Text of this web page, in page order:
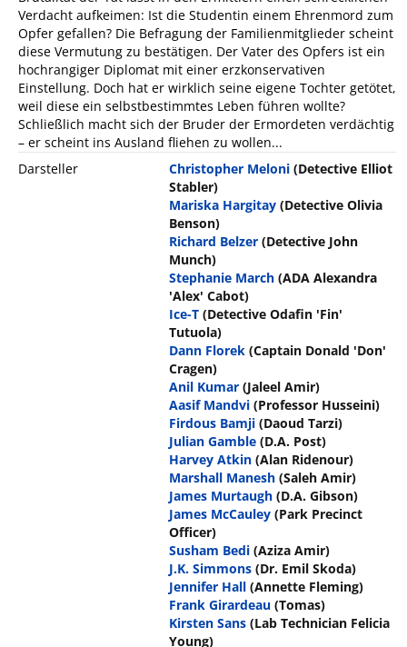
Verdacht aufkeimen: Ist die Studentin einem Ehrenmord zum
Opfer gefallen? Die Befragung der Familienmitglieder scheint
diese Vermutung zu bestätigen. Der Vater des Opfers ist ein
hochrangiger Diplomat mit einer erzkonservativen
Einstellung. Doch hat er wirklich seine eigene Tochter getötet,
weil diese ein selbstbestimmtes Leben führen wollte?
Schließlich macht sich der Bruder der Ermordeten verdächtig
– er scheint ins Ausland fliehen zu wollen...
Darsteller
Christopher Meloni (Detective Elliot
Stabler)
Mariska Hargitay (Detective Olivia
Benson)
Richard Belzer (Detective John
Munch)
Stephanie March (ADA Alexandra
'Alex' Cabot)
Ice-T (Detective Odafin 'Fin'
Tutuola)
Dann Florek (Captain Donald 'Don'
Cragen)
Anil Kumar (Jaleel Amir)
Aasif Mandvi (Professor Husseini)
Firdous Bamji (Daoud Tarzi)
Julian Gamble (D.A. Post)
Harvey Atkin (Alan Ridenour)
Marshall Manesh (Saleh Amir)
James Murtaugh (D.A. Gibson)
James McCauley (Park Precinct
Officer)
Susham Bedi (Aziza Amir)
J.K. Simmons (Dr. Emil Skoda)
Jennifer Hall (Annette Fleming)
Frank Girardeau (Tomas)
Kirsten Sans (Lab Technician Felicia
Young)